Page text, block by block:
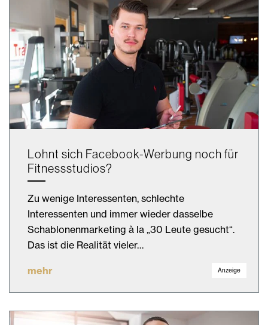
Lohnt sich Facebook-Werbung noch für
Fitnessstudios?
Zu wenige Interessenten, schlechte
Interessenten und immer wieder dasselbe
Schablonenmarketing à la „30 Leute gesucht“.
Das ist die Realität vieler…
mehr Anzeige